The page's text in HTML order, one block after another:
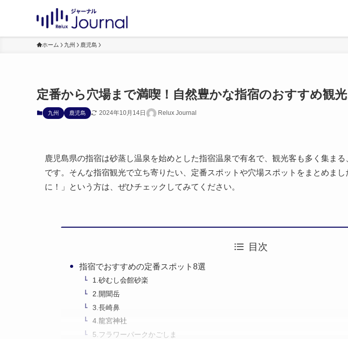
ホーム 九州 鹿児島
定番から穴場まで満喫！自然豊かな指宿のおすすめ観
九州 鹿児島 2024年10月14日 Relux Journal
鹿児島県の指宿は砂蒸し温泉を始めとした指宿温泉で有名で、観光客も多く集ま
です。そんな指宿観光で立ち寄りたい、定番スポットや穴場スポットをまとめま
に！」という方は、ぜひチェックしてみてください。
目次
指宿でおすすめの定番スポット8選
1.砂むし会館砂楽
2.開聞岳
3.長崎鼻
4.龍宮神社
5.フラワーパークかごしま